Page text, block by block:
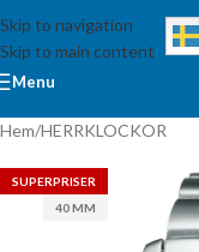
Skip to navigation
Skip to main content
Menu
Hem/HERRKLOCKOR
SUPERPRISER
40 MM